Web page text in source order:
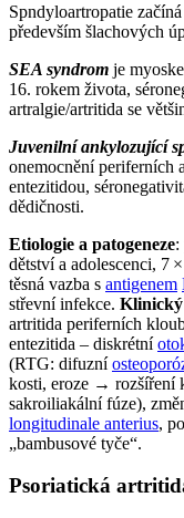
Spndyloartropatie
především šlachových
SEA syndrom je
16. rokem života,
artralgie/artritida se
Juvenilní ankylozující
onemocnění periferních
entezitidou,
dědičnosti.
Etiologie a patogeneze:
dětství a adolescenci, 7
těsná vazba s antigenem
střevní infekce.
artritida periferních
entezitida – diskrétní
(RTG: difuzní
kosti, eroze → rozšíření
sakroiliakální fúze),
longitudinale anterius,
„bambusové tyče“.
Psoriatická